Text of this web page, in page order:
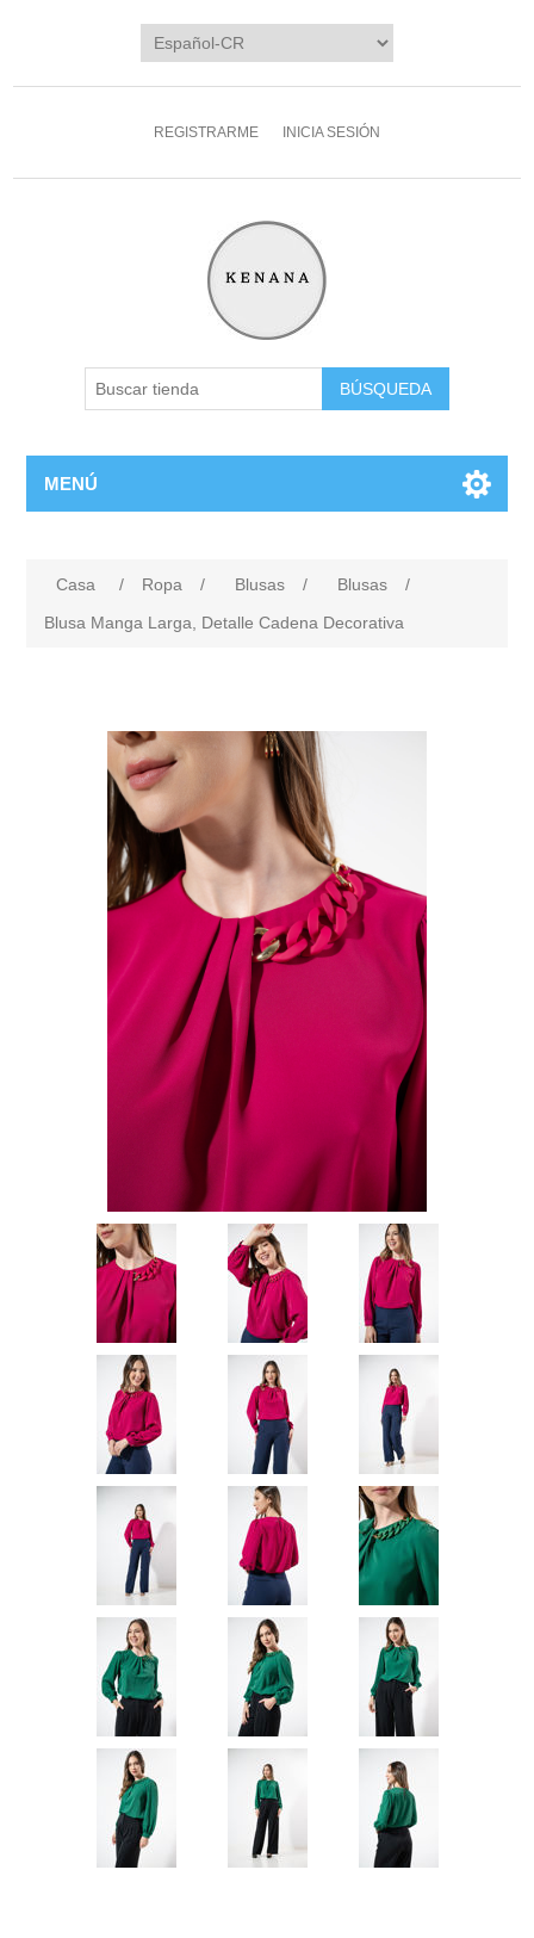
REGISTRARME INICIA SESIÓN
MENÚ
Casa / Ropa / Blusas / Blusas
/
Blusa Manga Larga, Detalle Cadena Decorativa